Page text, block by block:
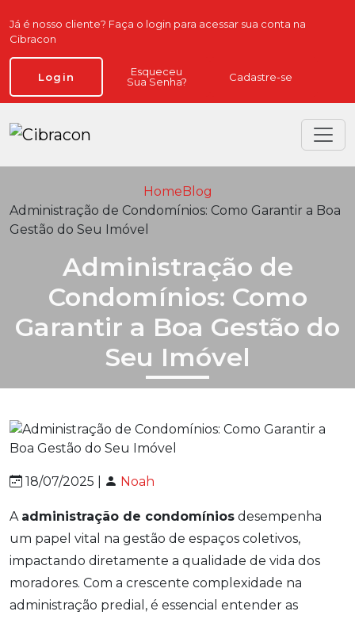
Já é nosso cliente? Faça o login para acessar sua conta na
Cibracon
Login
Esqueceu
Sua Senha?
Cadastre-se
Home Blog
Administração de Condomínios: Como Garantir a Boa
Gestão do Seu Imóvel
Administração de
Condomínios: Como
Garantir a Boa Gestão do
Seu Imóvel
18/07/2025 | Noah
A administração de condomínios desempenha
um papel vital na gestão de espaços coletivos,
impactando diretamente a qualidade de vida dos
moradores. Com a crescente complexidade na
administração predial, é essencial entender as